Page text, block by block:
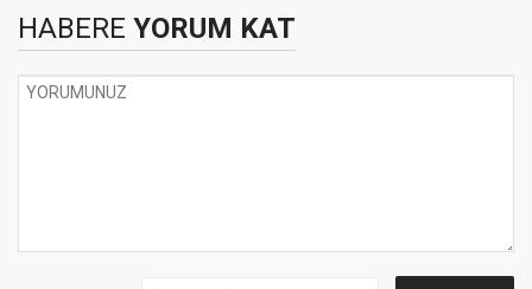
HABERE YORUM KAT